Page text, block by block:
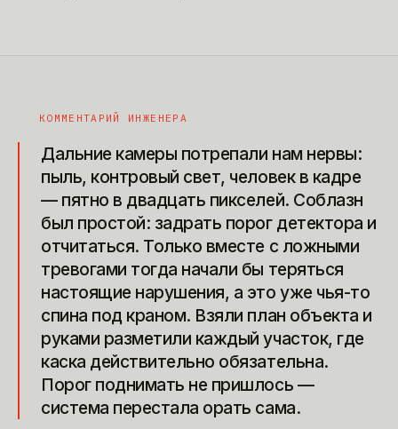
КОММЕНТАРИЙ ИНЖЕНЕРА
Дальние камеры потрепали нам нервы:
пыль, контровый свет, человек в кадре
— пятно в двадцать пикселей. Соблазн
был простой: задрать порог детектора и
отчитаться. Только вместе с ложными
тревогами тогда начали бы теряться
настоящие нарушения, а это уже чья-то
спина под краном. Взяли план объекта и
руками разметили каждый участок, где
каска действительно обязательна.
Порог поднимать не пришлось —
система перестала орать сама.